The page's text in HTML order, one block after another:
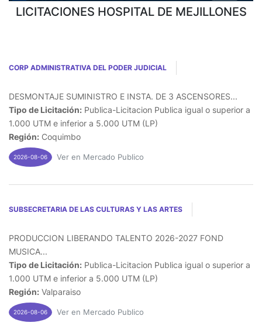
LICITACIONES HOSPITAL DE MEJILLONES
CORP ADMINISTRATIVA DEL PODER JUDICIAL
DESMONTAJE SUMINISTRO E INSTA. DE 3 ASCENSORES...
Tipo de Licitación: Publica-Licitacion Publica igual o superior a
1.000 UTM e inferior a 5.000 UTM (LP)
Región: Coquimbo
2026-08-06 Ver en Mercado Publico
SUBSECRETARIA DE LAS CULTURAS Y LAS ARTES
PRODUCCION LIBERANDO TALENTO 2026-2027 FOND
MUSICA...
Tipo de Licitación: Publica-Licitacion Publica igual o superior a
1.000 UTM e inferior a 5.000 UTM (LP)
Región: Valparaiso
2026-08-06 Ver en Mercado Publico